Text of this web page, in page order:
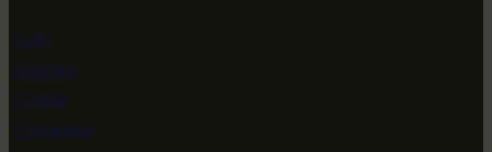
Сайт
Контакт
Статьи
Сувениры